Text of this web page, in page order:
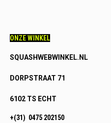
ONZE WINKEL
SQUASHWEBWINKEL.NL
DORPSTRAAT 71
6102 TS ECHT
+(31) 0475 202150